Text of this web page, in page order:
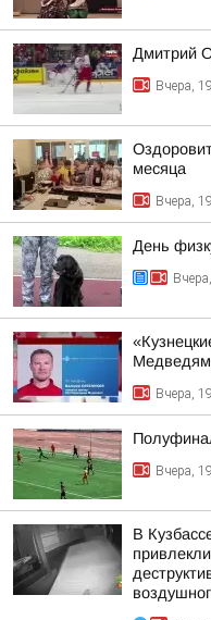
Дмитрий
Вчера,
месяца
Вчера,
День
Вчера,
Вчера,
В